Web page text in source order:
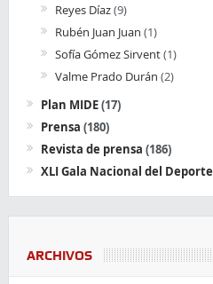
Reyes Díaz(9)
Rubén Juan Juan (1)
Sofía Gómez Sirvent(1)
Valme Prado Durán (2)
Plan MIDE(17)
Prensa (180)
Revista de prensa (186)
XLI Gala Nacional del Deporte
ARCHIVOS